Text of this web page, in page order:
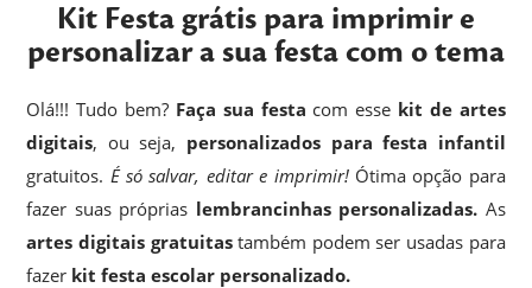
Kit Festa grátis para imprimir e
personalizar a sua festa com o tema
Olá!!! Tudo bem? Faça sua festa com esse kit de artes
digitais, ou seja, personalizados para festa infantil
gratuitos. É só salvar, editar e imprimir! Ótima opção para
fazer suas próprias lembrancinhas personalizadas. As
artes digitais gratuitastambém podem ser usadas para
fazer kit festa escolar personalizado.